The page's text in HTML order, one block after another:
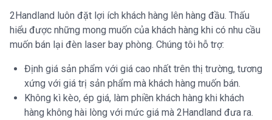
2Handland luôn đặt lợi ích khách hàng lên hàng đầu. Thấu
hiểu được những mong muốn của khách hàng khi có nhu cầu
muốn bán lại đèn laser bay phòng. Chúng tôi hỗ trợ:
Định giá sản phẩm với giá cao nhất trên thị trường, tương
xứng với giá trị sản phẩm mà khách hàng muốn bán.
Không kì kèo, ép giá, làm phiền khách hàng khi khách
hàng không hài lòng với mức giá mà 2Handland đưa ra.